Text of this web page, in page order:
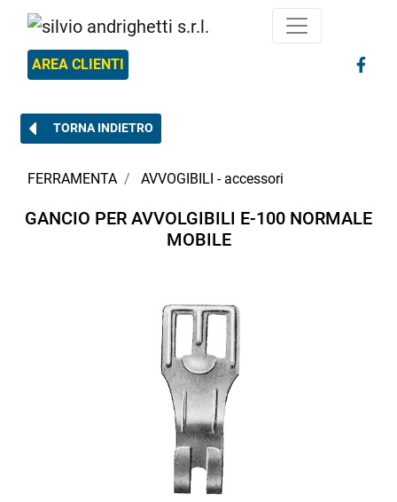
AREA CLIENTI
TORNA INDIETRO
FERRAMENTA AVVOGIBILI - accessori
GANCIO PER AVVOLGIBILI E-100 NORMALE
MOBILE